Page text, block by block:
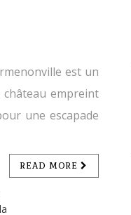
est un
empreint
une escapade
READ MORE